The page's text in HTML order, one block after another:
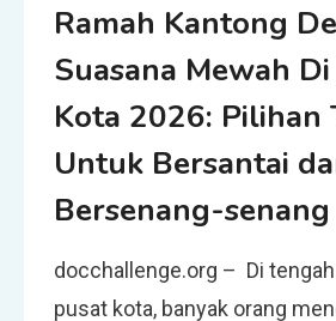
Ramah Kantong
Suasana Mewah
Kota 2026: Pilihan
Untuk Bersantai
Bersenang-senang
docchallenge.org – Di
pusat kota, banyak orang